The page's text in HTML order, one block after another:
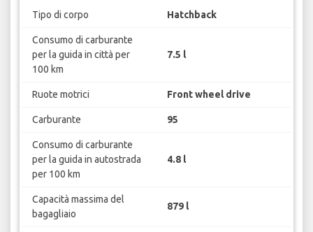
Tipo di corpo Hatchback
Consumo di carburante
per la guida in città per
100 km
7.5 l
Ruote motrici Front wheel drive
Carburante 95
Consumo di carburante
per la guida in autostrada
per 100 km
4.8 l
Capacità massima del
bagagliaio
879 l